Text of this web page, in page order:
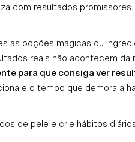
com resultados promissores,
as poções mágicas ou
reais não acontecem da
para que consiga ver
e o tempo que demora a
de pele e crie hábitos